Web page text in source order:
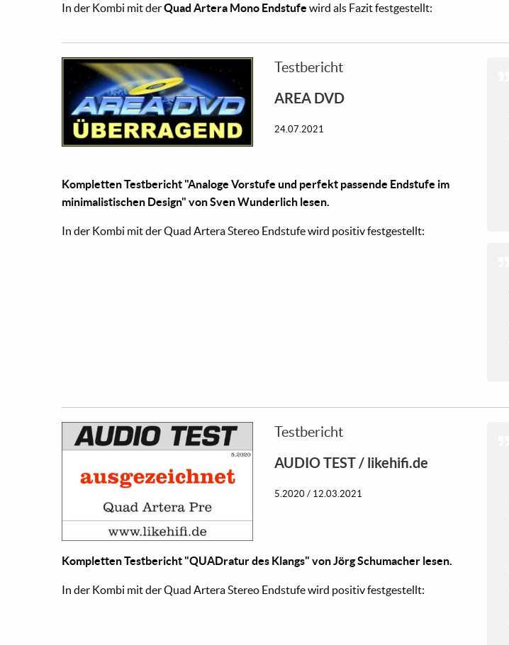
In der Kombi mit derQuad Artera Mono Endstufe wird als Fazit festgestellt:
Testbericht
AREA DVD
24.07.2021
Kompletten Testbericht "Analoge Vorstufe und perfekt passende Endstufe im
minimalistischen Design" von Sven Wunderlich lesen.
In der Kombi mit der Quad Artera Stereo Endstufe wird positiv festgestellt:
Testbericht
AUDIO TEST / likehifi.de
5.2020 / 12.03.2021
Kompletten Testbericht "QUADratur des Klangs" von Jörg Schumacher lesen.
In der Kombi mit der Quad Artera Stereo Endstufe wird positiv festgestellt: